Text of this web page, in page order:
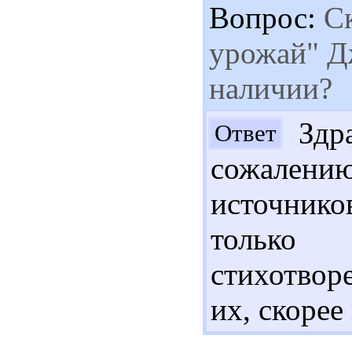
Вопрос:
урожай"
наличии?
Ответ
их,